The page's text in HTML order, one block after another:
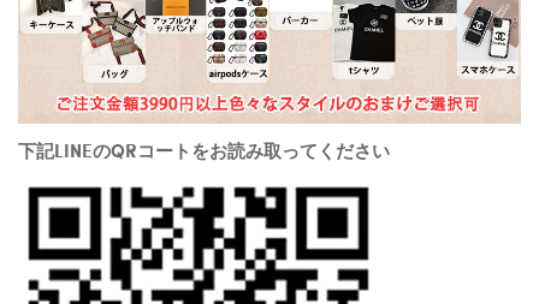
下記LINEのQRコートをお読み取ってください